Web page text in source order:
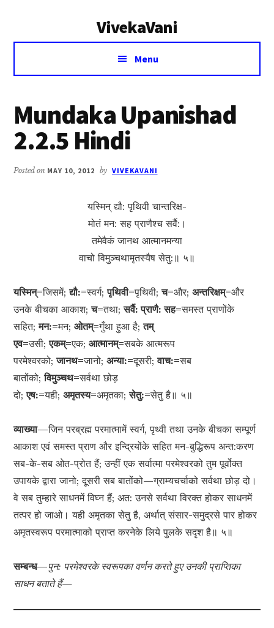
VivekaVani
Voice
Vivekananda
Menu
Mundaka Upanishad
2.2.5 Hindi
Posted on MAY 10, 2012 by VIVEKAVANI
यस्मिन् द्यौ: पृथिवी चान्तरिक्ष-
मोतं मन: सह प्राणैश्च सर्वै:।
तमेवैकं जानथ आत्मानमन्या
वाचो विमुञ्चथामृतस्यैष सेतु:॥ ५॥
यस्मिन्=जिसमें;द्यौ:=स्वर्ग;पृथिवी=पृथिवी;च=और;अन्तरिक्षम्=और
उनके बीचका आकाश;च=तथा;सर्वै: प्राणै: सह=समस्त प्राणोंके
सहित;मन:=मन;ओतम्=गुँथा हुआ है;तम्
एव=उसी;एकम्=एक;आत्मानम्=सबके आत्मरूप
परमेश्वरको;जानथ=जानो;अन्या:=दूसरी;वाच:=सब
बातोंको;विमुञ्चथ=सर्वथा छोड़
दो;एष:=यही;अमृतस्य=अमृतका;सेतु:=सेतु है॥ ५॥
व्याख्या—जिन परब्रह्म परमात्मामें स्वर्ग, पृथ्वी तथा उनके बीचका सम्पूर्ण
आकाश एवं समस्त प्राण और इन्द्रियोंके सहित मन-बुद्धिरूप अन्त:करण
सब-के-सब ओत-प्रोत हैं; उन्हीं एक सर्वात्मा परमेश्वरको तुम पूर्वोक्त
उपायके द्वारा जानो; दूसरी सब बातोंको—ग्राम्यचर्चाको सर्वथा छोड़ दो।
वे सब तुम्हारे साधनमें विघ्न हैं; अत: उनसे सर्वथा विरक्त होकर साधनमें
तत्पर हो जाओ। यही अमृतका सेतु है, अर्थात् संसार-समुद्रसे पार होकर
अमृतस्वरूप परमात्माको प्राप्त करनेके लिये पुलके सदृश है॥ ५॥
सम्बन्ध—पुन: परमेश्वरके स्वरूपका वर्णन करते हुए उनकी प्राप्तिका
साधन बताते हैं—